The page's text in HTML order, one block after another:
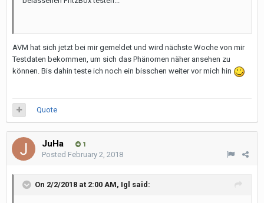
AVM hat sich jetzt bei mir gemeldet und wird nächste Woche von mir
Testdaten bekommen, um sich das Phänomen näher ansehen zu
können. Bis dahin teste ich noch ein bisschen weiter vor mich hin
Quote
JuHa 1
Posted February 2, 2018
On 2/2/2018 at 2:00 AM, Igl said: